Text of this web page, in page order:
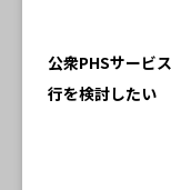
公衆PHSサービ
行を検討したい